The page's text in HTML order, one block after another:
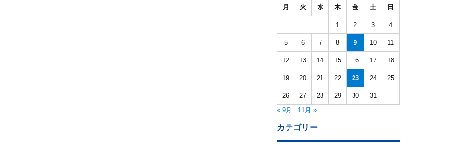
月 火 水 木 金 土 日
1 2 3 4
5 6 7 8 9 10 11
12 13 14 15 16 17 18
19 20 21 22 23 24 25
26 27 28 29 30
31
« 9月
11月 »
カテゴリー